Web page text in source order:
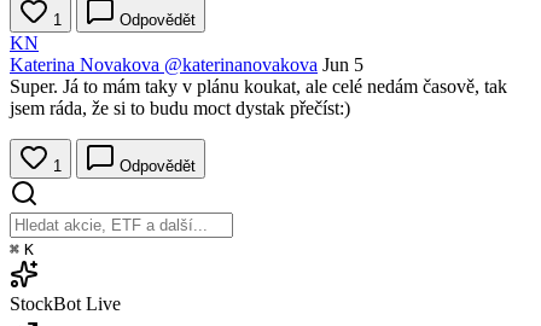
1 Odpovědět
KN
Katerina Novakova @katerinanovakova Jun 5
Super. Já to mám taky v plánu koukat, ale celé nedám časově, tak
jsem ráda, že si to budu moct dystak přečíst:)
1 Odpovědět
⌘ K
StockBot Live